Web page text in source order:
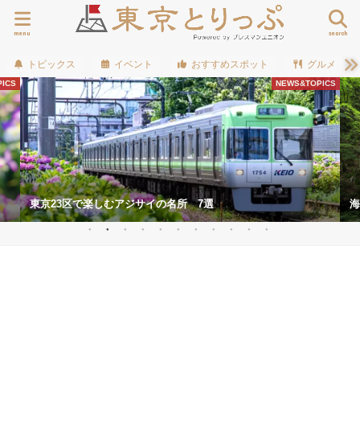
search
menu
トピックス イベント おすすめスポット グルメ
NEWS&TOPICS
東京23区で楽しむアジサイの名所 7選